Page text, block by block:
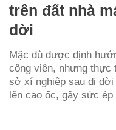
trên đất nhà
dời
Mặc dù được định
công viên, nhưng thực
sở xí nghiệp sau di dời
lên cao ốc, gây sức ép